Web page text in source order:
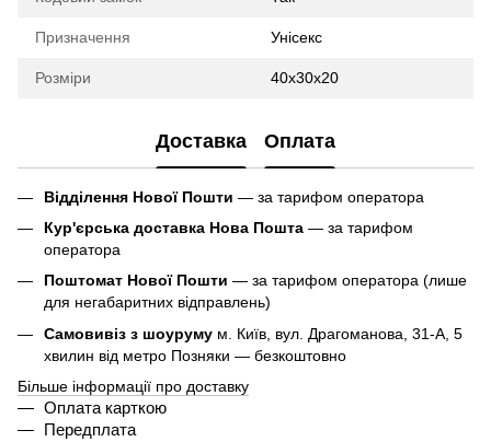
Призначення Унісекс
Розміри 40х30х20
Доставка Оплата
Відділення Нової Пошти — за тарифом оператора
Кур'єрська доставка Нова Пошта — за тарифом
оператора
Поштомат Нової Пошти — за тарифом оператора (лише
для негабаритних відправлень)
Самовивіз з шоуруму м. Київ, вул. Драгоманова, 31-А, 5
хвилин від метро Позняки — безкоштовно
Більше інформації про доставку
Оплата карткою
Передплата